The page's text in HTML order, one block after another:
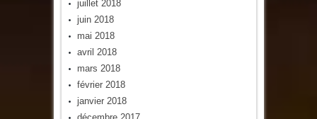
juillet 2018
juin 2018
mai 2018
avril 2018
mars 2018
février 2018
janvier 2018